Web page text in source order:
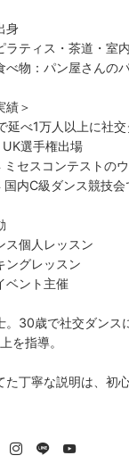
身
ラティス・茶道・室
べ物：パン屋さんの
績＞
延べ1万人以上に社
選手権出場
セスコンテストの
内C級ダンス競技会
ス個人レッスン
ングレッスン
ベント主催
。30歳で社交ダンス
を指導。
た丁寧な説明は、初